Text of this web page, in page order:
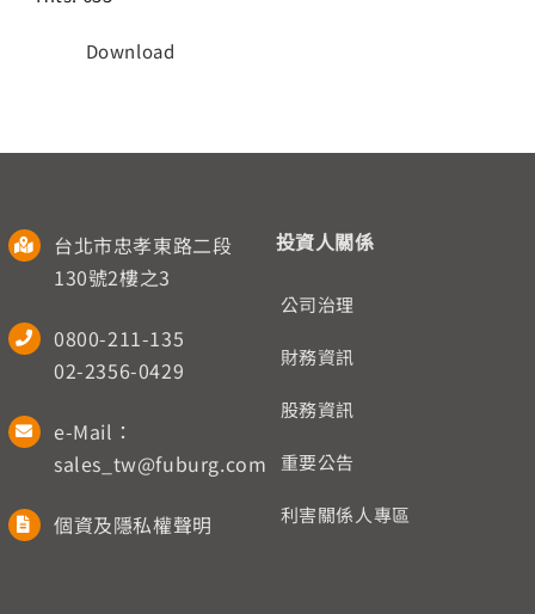
人才招募Download
台北市忠孝東路二段
130號2樓之3
0800-211-135
02-2356-0429
e-Mail：
sales_tw@fuburg.com
個資及隱私權聲明
投資人關係
公司治理
財務資訊
股務資訊
重要公告
利害關係人專區